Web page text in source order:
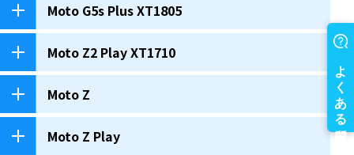
Moto G5s Plus XT1805
Moto Z2 Play XT1710
Moto Z
Moto Z Play